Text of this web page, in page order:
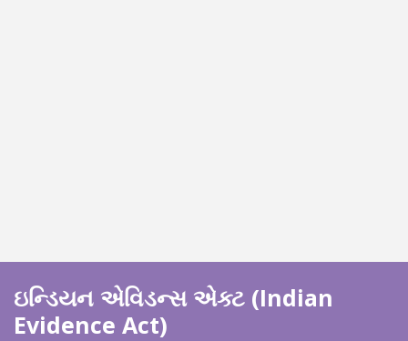
ઇન્ડિયન એવિડન્સ એક્ટ (Indian
Evidence Act)